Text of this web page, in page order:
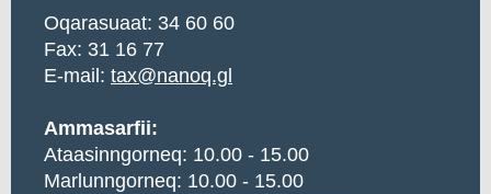
Oqarasuaat: 34 60 60
Fax: 31 16 77
E-mail: tax@nanoq.gl
Ammasarfii:
Ataasinngorneq: 10.00 - 15.00
Marlunngorneq: 10.00 - 15.00